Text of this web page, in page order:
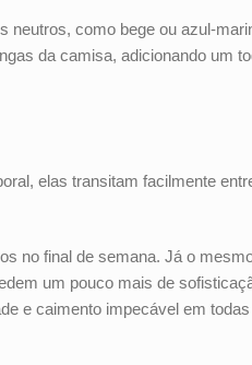
neutros, como bege ou azul-
da camisa, adicionando um
elas transitam facilmente
no final de semana. Já o
um pouco mais de
e caimento impecável em